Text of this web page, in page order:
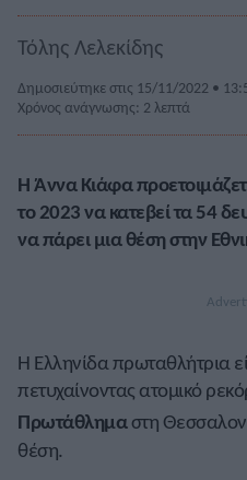
Τόλης Λελεκίδης
Δημοσιεύτηκε στις 15/11/2022 •
Χρόνος ανάγνωσης: 2 λεπτά
Η Άννα Κιάφα
το 2023 να κατεβεί τα 54
να πάρει μια θέση στην
Η Ελληνίδα πρωταθλήτρια
πετυχαίνοντας ατομικό
Πρωτάθλημαστη
θέση.